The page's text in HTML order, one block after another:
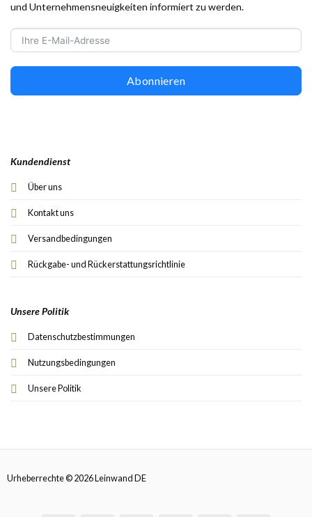
Kundendienst
Über uns
Kontakt uns
Versandbedingungen
Rückgabe- und Rückerstattungsrichtlinie
Unsere Politik
Datenschutzbestimmungen
Nutzungsbedingungen
Unsere Politik
und Unternehmensneuigkeiten informiert zu werden.
Abonnieren
Urheberrechte © 2026 Leinwand DE